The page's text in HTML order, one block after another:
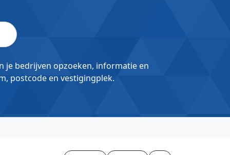
je bedrijven opzoeken, informatie en
postcode en vestigingplek.